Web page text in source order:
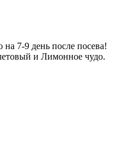
на 7-9 день после посева!
и Лимонное чудо.